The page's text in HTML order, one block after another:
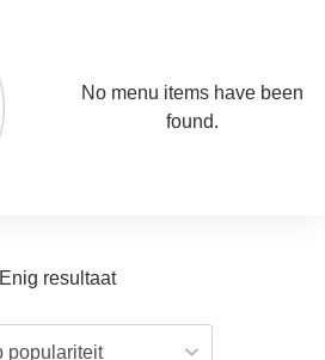
No menu items have been
found.
Enig resultaat